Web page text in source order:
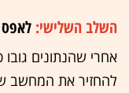
השלב השלישי: לאפס
אחרי שהנתונים
להחזיר את המחשב